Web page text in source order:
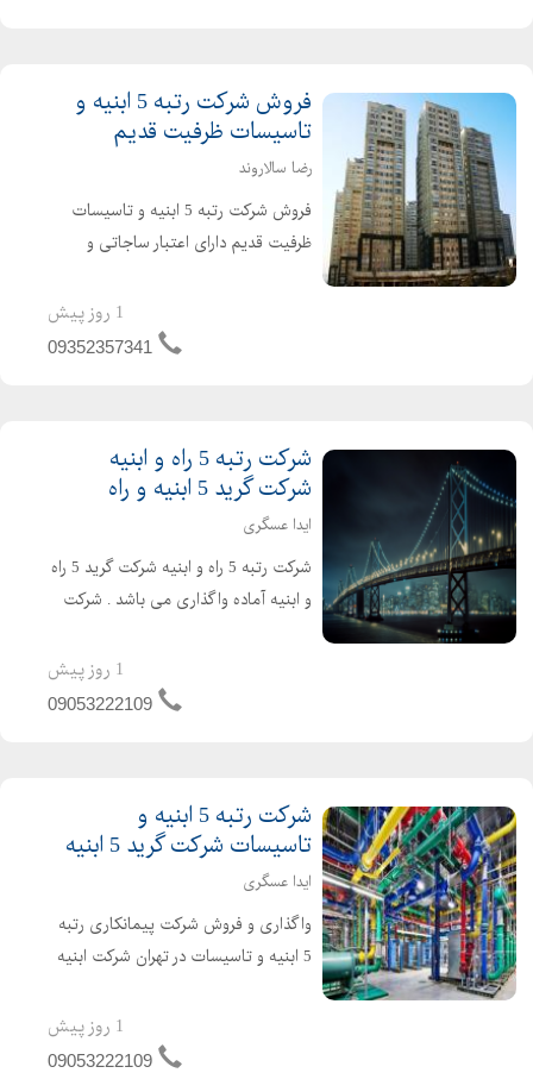
فروش شرکت رتبه 5 ابنیه و
تاسیسات ظرفیت قدیم
رضا سالاروند
فروش شرکت رتبه 5 ابنیه و تاسیسات
ظرفیت قدیم دارای اعتبار ساجاتی و
واقعی نقل و انتقال سریع خوش قیمت
1 روز پیش
09352357341
شرکت رتبه 5 راه و ابنیه
شرکت گرید 5 ابنیه و راه
ایدا عسگری
شرکت رتبه 5 راه و ابنیه شرکت گرید 5 راه
و ابنیه آماده واگذاری می باشد . شرکت
پیمانکاری و 2 سال تعهد مهندسین می
باشد . تازه تاسیس و بدون کارکرد و بدون
1 روز پیش
09053222109
شرکت رتبه 5 ابنیه و
تاسیسات شرکت گرید 5 ابنیه
ایدا عسگری
واگذاری و فروش شرکت پیمانکاری رتبه
5 ابنیه و تاسیسات در تهران شرکت ابنیه
پیمانکاری و 2 سال تعهد مهندس تازه
تاسیس و بدون کارکرد و بدون بدهی
1 روز پیش
09053222109